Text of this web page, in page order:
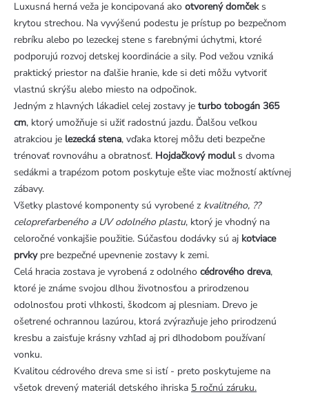
Luxusná herná veža je koncipovaná ako otvorený domčeks
krytou strechou. Na vyvýšenú podestu je prístup po bezpečnom
rebríku alebo po lezeckej stene s farebnými úchytmi, ktoré
podporujú rozvoj detskej koordinácie a sily. Pod vežou vzniká
praktický priestor na ďalšie hranie, kde si deti môžu vytvoriť
vlastnú skrýšu alebo miesto na odpočinok.
Jedným z hlavných lákadiel celej zostavy je turbo tobogán 365
cm, ktorý umožňuje si užiť radostnú jazdu. Ďalšou veľkou
atrakciou je lezecká stena, vďaka ktorej môžu deti bezpečne
trénovať rovnováhu a obratnosť. Hojdačkový moduls dvoma
sedákmi a trapézom potom poskytuje ešte viac možností aktívnej
zábavy.
Všetky plastové komponenty sú vyrobené z kvalitného, ??
celoprefarbeného a UV odolného plastu, ktorý je vhodný na
celoročné vonkajšie použitie. Súčasťou dodávky sú aj kotviace
prvkypre bezpečné upevnenie zostavy k zemi.
Celá hracia zostava je vyrobená z odolného cédrového dreva,
ktoré je známe svojou dlhou životnosťou a prirodzenou
odolnosťou proti vlhkosti, škodcom aj plesniam. Drevo je
ošetrené ochrannou lazúrou, ktorá zvýrazňuje jeho prirodzenú
kresbu a zaisťuje krásny vzhľad aj pri dlhodobom používaní
vonku.
Kvalitou cédrového dreva sme si istí - preto poskytujeme na
všetok drevený materiál detského ihriska 5 ročnú záruku.